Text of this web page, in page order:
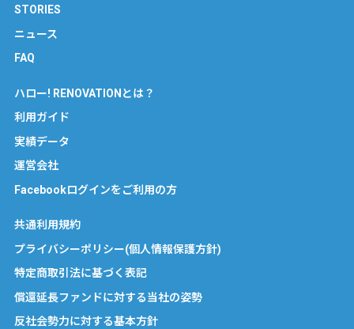
STORIES
ニュース
FAQ
ハロー! RENOVATIONとは？
利用ガイド
実績データ
運営会社
Facebookログインをご利用の方
共通利用規約
プライバシーポリシー(個人情報保護方針)
特定商取引法に基づく表記
償還延長ファンドに対する当社の姿勢
反社会勢力に対する基本方針